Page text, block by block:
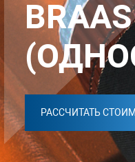
РАССЧИТАТЬ